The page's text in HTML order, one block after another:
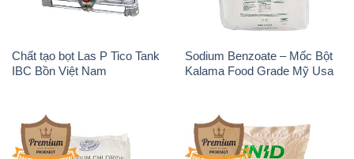
Chất tạo bọt Las P Tico Tank
IBC Bồn Việt Nam
Sodium Benzoate – Mốc Bột
Kalama Food Grade Mỹ Usa